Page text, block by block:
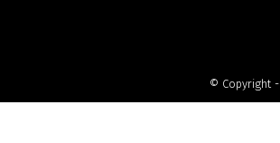
© Copyright -